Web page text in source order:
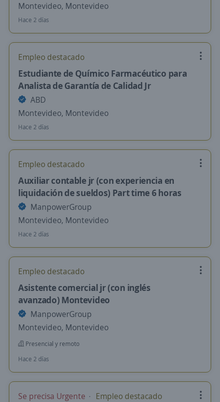
Montevideo, Montevideo
Hace 2 días
Empleo destacado
Estudiante de Químico Farmacéutico para
Analista de Garantía de Calidad Jr
ABD
Montevideo, Montevideo
Hace 2 días
Empleo destacado
Auxiliar contable jr (con experiencia en
liquidación de sueldos) Part time 6 horas
ManpowerGroup
Montevideo, Montevideo
Hace 2 días
Empleo destacado
Asistente comercial jr (con inglés
avanzado) Montevideo
ManpowerGroup
Montevideo, Montevideo
Presencial y remoto
Hace 2 días
Se precisa Urgente Empleo destacado